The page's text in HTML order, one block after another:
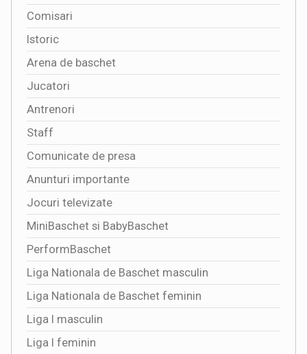
Comisari
Istoric
Arena de baschet
Jucatori
Antrenori
Staff
Comunicate de presa
Anunturi importante
Jocuri televizate
MiniBaschet si BabyBaschet
PerformBaschet
Liga Nationala de Baschet masculin
Liga Nationala de Baschet feminin
Liga I masculin
Liga I feminin